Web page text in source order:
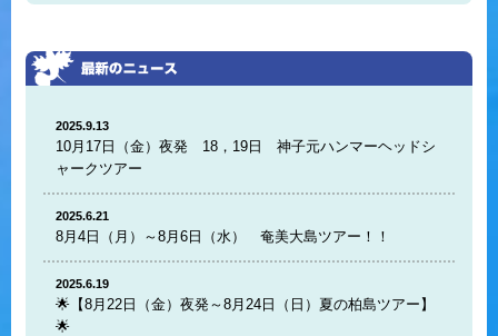
2025.9.13
10月17日（金）夜発 18，19日 神子元ハンマーヘッドシ
ャークツアー
2025.6.21
8月4日（月）～8月6日（水） 奄美大島ツアー！！
2025.6.19
🌟【8月22日（金）夜発～8月24日（日）夏の柏島ツアー】
🌟